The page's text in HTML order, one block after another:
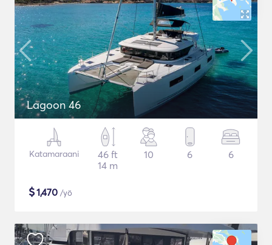
Lagoon 46
Katamaraani
46 ft
14 m
10 6 6
$1,470 /yö